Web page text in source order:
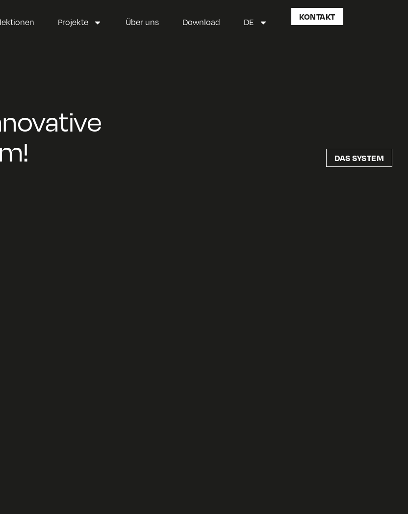
Projekte Über uns Download DE
KONTAKT
DAS SYSTEM